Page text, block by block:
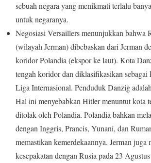
sebuah negara yang menikmati terlalu
untuk negaranya.
Negosiasi Versaillers menunjukkan bahwa
(wilayah Jerman) dibebaskan dari Jerman
koridor Polandia (ekspor ke laut). Kota
tengah koridor dan diklasifikasikan sebagai
Liga Internasional. Penduduk Danzig
Hal ini menyebabkan Hitler menuntut kota
ditolak oleh Polandia. Polandia bahkan
dengan Inggris, Prancis, Yunani, dan
memastikan kemerdekaannya. Jerman juga
kesepakatan dengan Rusia pada 23